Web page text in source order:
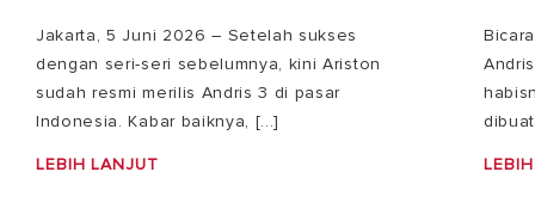
Jakarta, 5 Juni 2026 – Setelah sukses
dengan seri-seri sebelumnya, kini Ariston
sudah resmi merilis Andris 3 di pasar
Indonesia. Kabar baiknya, [...]
LEBIH LANJUT